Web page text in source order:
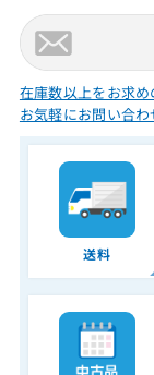
在庫数以上をお求め
お気軽にお問い合わ
送料